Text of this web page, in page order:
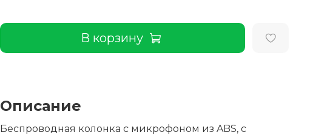
В корзину
Описание
Беспроводная колонка с микрофоном из ABS, с